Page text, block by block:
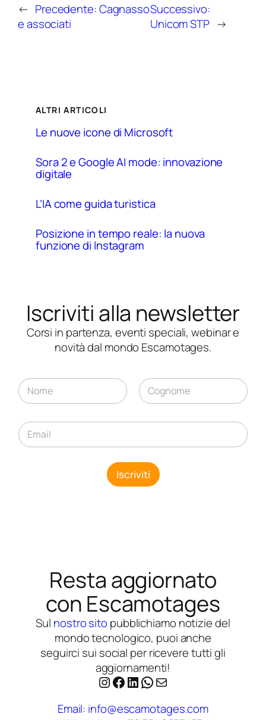
← Precedente:Cagnasso
e associati
Successivo:
Unicom STP →
ALTRI ARTICOLI
Le nuove icone di Microsoft
Sora 2 e Google AI mode: innovazione
digitale
L’IA come guida turistica
Posizione in tempo reale: la nuova
funzione di Instagram
Iscriviti alla newsletter
Corsi in partenza, eventi speciali, webinar e
novità dal mondo Escamotages.
N
e
N
m
e
N
o
m
*E
m
Iscriviti
Resta aggiornato
con Escamotages
Sul nostro sito pubblichiamo notizie del
mondo tecnologico, puoi anche
seguirci sui social per ricevere tutti gli
aggiornamenti!
Instagram
Facebook
LinkedIn
WhatsApp
Email
Email: info@escamotages.com